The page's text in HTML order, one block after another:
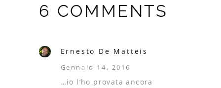
6 COMMENTS
Ernesto De Matteis
Gennaio 14, 2016
…io l’ho provata ancora